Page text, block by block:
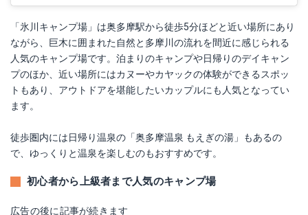
「氷川キャンプ場」は奥多摩駅から徒歩5分ほどと近い場所にあり
ながら、巨木に囲まれた自然と多摩川の流れを間近に感じられる
人気のキャンプ場です。泊まりのキャンプや日帰りのデイキャン
プのほか、近い場所にはカヌーやカヤックの体験ができるスポッ
トもあり、アウトドアを堪能したいカップルにも人気となってい
ます。
徒歩圏内には日帰り温泉の「奥多摩温泉 もえぎの湯」もあるの
で、ゆっくりと温泉を楽しむのもおすすめです。
初心者から上級者まで人気のキャンプ場
広告の後に記事が続きます